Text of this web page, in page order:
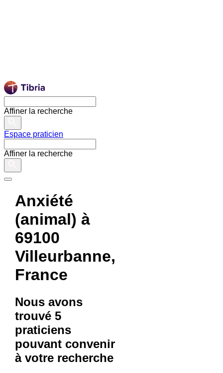
Affiner la recherche
Espace praticien
Affiner la recherche
Anxiété
(animal) à
69100
Villeurbanne,
France
Nous avons
trouvé 5
praticiens
pouvant convenir
à votre recherche